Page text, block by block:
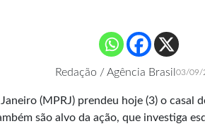
Redação / Agência Brasil 03/09/
(MPRJ) prendeu hoje (3) o casal
são alvo da ação, que investiga